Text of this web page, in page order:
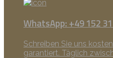
WhatsApp: +49 152
Schreiben Sie uns
garantiert. Täglich